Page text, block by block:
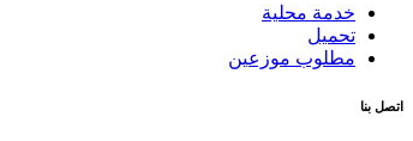
خدمة محلية
تحميل
مطلوب موزعين
اتصل بنا